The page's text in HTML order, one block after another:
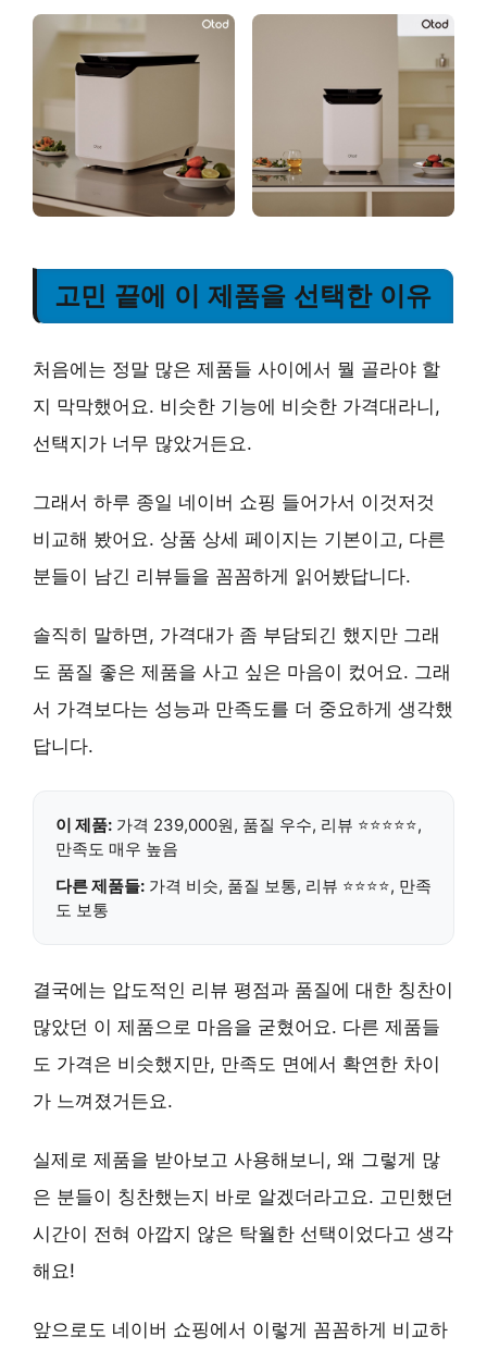
고민 끝에 이 제품을 선택한 이유
처음에는 정말 많은 제품들 사이에서 뭘 골라야 할
지 막막했어요. 비슷한 기능에 비슷한 가격대라니,
선택지가 너무 많았거든요.
그래서 하루 종일 네이버 쇼핑 들어가서 이것저것
비교해 봤어요. 상품 상세 페이지는 기본이고, 다른
분들이 남긴 리뷰들을 꼼꼼하게 읽어봤답니다.
솔직히 말하면, 가격대가 좀 부담되긴 했지만 그래
도 품질 좋은 제품을 사고 싶은 마음이 컸어요. 그래
서 가격보다는 성능과 만족도를 더 중요하게 생각했
답니다.
이 제품: 가격 239,000원, 품질 우수, 리뷰 ⭐⭐⭐⭐⭐,
만족도 매우 높음
다른 제품들: 가격 비슷, 품질 보통, 리뷰 ⭐⭐⭐⭐, 만족
도 보통
결국에는 압도적인 리뷰 평점과 품질에 대한 칭찬이
많았던 이 제품으로 마음을 굳혔어요. 다른 제품들
도 가격은 비슷했지만, 만족도 면에서 확연한 차이
가 느껴졌거든요.
실제로 제품을 받아보고 사용해보니, 왜 그렇게 많
은 분들이 칭찬했는지 바로 알겠더라고요. 고민했던
시간이 전혀 아깝지 않은 탁월한 선택이었다고 생각
해요!
앞으로도 네이버 쇼핑에서 이렇게 꼼꼼하게 비교하